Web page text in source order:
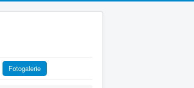
Fotogalerie